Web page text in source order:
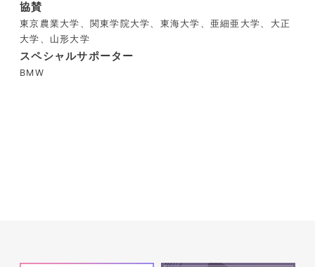
協賛
東京農業大学、関東学院大学、東海大学、亜細亜大学、大正
大学、山形大学
スペシャルサポーター
BMW